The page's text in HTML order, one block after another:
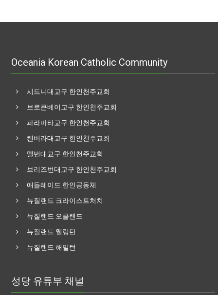
Oceania Korean Catholic Community
시드니대교구 한인천주교회
브로큰베이교구 한인천주교회
파라마타교구 한인천주교회
캔버라대교구 한인천주교회
멜번대교구 한인천주교회
브리즈번대교구 한인천주교회
애들레이드 한인공동체
뉴질랜드 크라이스트처치
뉴질랜드 오클랜드
뉴질랜드 웰링턴
뉴질랜드 해밀턴
성당 유튜부 채널